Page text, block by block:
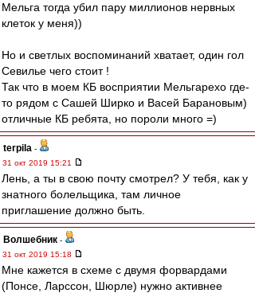
Мельга тогда убил пару миллионов нервных
клеток у меня))
Но и светлых воспоминаний хватает, один гол
Севилье чего стоит !
Так что в моем КБ восприятии Мельгарехо где-
то рядом с Сашей Ширко и Васей Барановым)
отличные КБ ребята, но пороли много =)
terpila -
31 окт 2019 15:21
Лень, а ты в свою почту смотрел? У тебя, как у
знатного болельщика, там личное
приглашение должно быть.
Волшебник -
31 окт 2019 15:18
Мне кажется в схеме с двумя форвардами
(Понсе, Ларссон, Шюрле) нужно активнее